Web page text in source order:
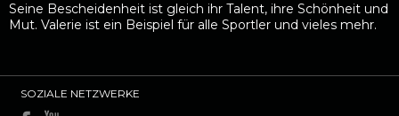
Seine Bescheidenheit ist gleich ihr Talent, ihre Schönheit und
Mut. Valerie ist ein Beispiel für alle Sportler und vieles mehr.
SOZIALE NETZWERKE